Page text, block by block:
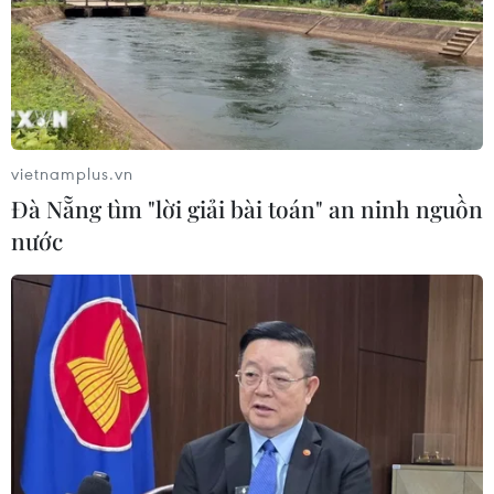
26/07/2026 10:27
"Cửa ngõ" để Việt Nam tiến vào thị
trường Tây Phi
26/07/2026 08:55
Nam Phi: Máy bay "hạ cánh" giữa
trung tâm thương mại lớn nhất
Johannesburg
26/07/2026 01:21
Nigeria: Khoảng 50 người bị bắt cóc
được trả tự do sau khi nộp tiền chuộc
vietnamplus.vn
Đà Nẵng tìm "lời giải bài toán" an ninh nguồn
nước